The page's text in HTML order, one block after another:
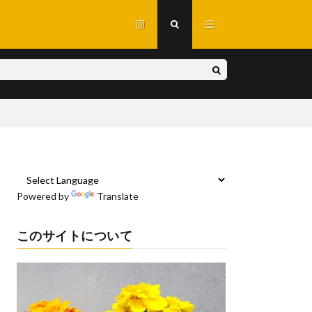
Powered by Translate
このサイトについて